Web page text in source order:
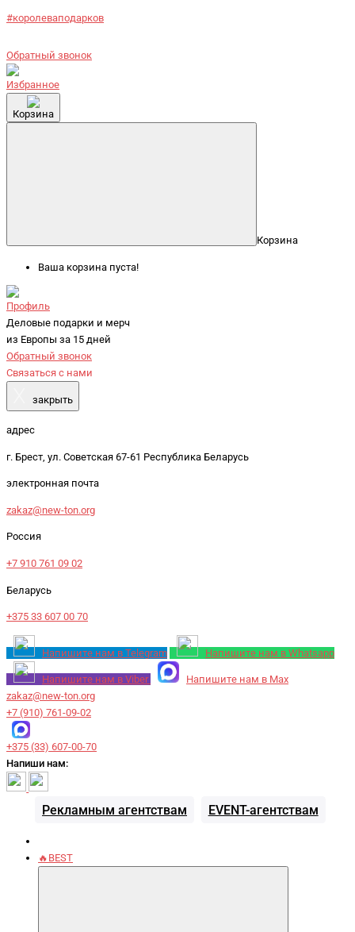
#королеваподарков
Обратный звонок
Избранное
Корзина
Корзина
Ваша корзина пуста!
Профиль
Деловые подарки и мерч
из Европы за 15 дней
Обратный звонок
Связаться с нами
закрыть
адрес
г. Брест, ул. Советская 67-61 Республика Беларусь
электронная почта
zakaz@new-ton.org
Россия
+7 910 761 09 02
Беларусь
+375 33 607 00 70
Напишите нам в Telegram Напишите нам в Whatsapp
Напишите нам в Viber
Напишите нам в Max
zakaz@new-ton.org
+7 (910) 761-09-02
+375 (33) 607-00-70
Напиши нам:
Рекламным агентствам EVENT-агентствам
🔥BEST